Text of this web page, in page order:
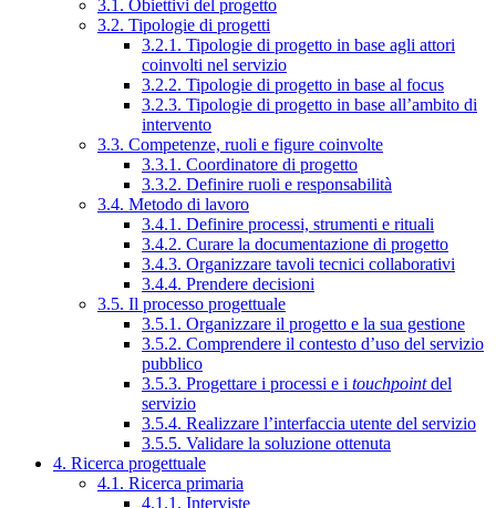
3.1. Obiettivi del progetto
3.2. Tipologie di progetti
3.2.1. Tipologie di progetto in base agli attori
coinvolti nel servizio
3.2.2. Tipologie di progetto in base al focus
3.2.3. Tipologie di progetto in base all’ambito di
intervento
3.3. Competenze, ruoli e figure coinvolte
3.3.1. Coordinatore di progetto
3.3.2. Definire ruoli e responsabilità
3.4. Metodo di lavoro
3.4.1. Definire processi, strumenti e rituali
3.4.2. Curare la documentazione di progetto
3.4.3. Organizzare tavoli tecnici collaborativi
3.4.4. Prendere decisioni
3.5. Il processo progettuale
3.5.1. Organizzare il progetto e la sua gestione
3.5.2. Comprendere il contesto d’uso del servizio
pubblico
3.5.3. Progettare i processi e i touchpointdel
servizio
3.5.4. Realizzare l’interfaccia utente del servizio
3.5.5. Validare la soluzione ottenuta
4. Ricerca progettuale
4.1. Ricerca primaria
4.1.1. Interviste